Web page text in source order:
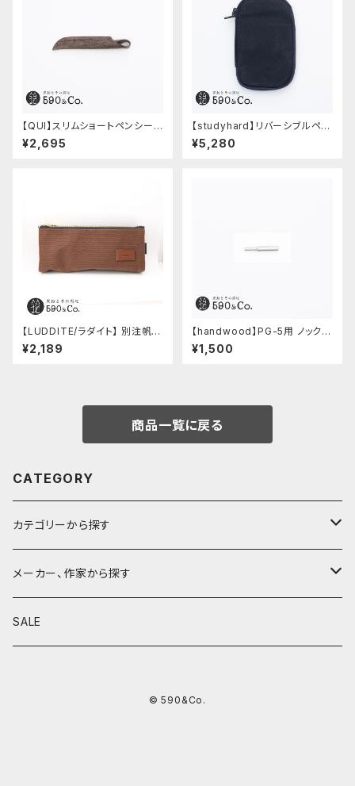
【QUI】スリムショートペンシー
ス・クードゥー (ストーン)
¥2,695
【studyhard】リバーシブルペン
ケース (ブラック)
¥5,280
【LUDDITE/ラダイト】 別注帆布
ベンディペンケース (コーヒー)
¥2,189
【handwood】PG-5用 ノックボ
タン (超々ジュラルミン)
¥1,500
商品一覧に戻る
CATEGORY
カテゴリーから探す
鉛筆
鉛筆補助軸
メーカー、作家から探す
590&Co.
SALE
© 590&Co.